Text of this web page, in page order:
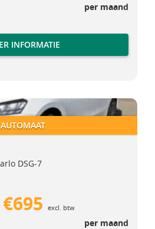
per maand
INFORMATIE
Skoda Fabia
AUTOMAAT
DSG-7
€695 excl. btw
per maand